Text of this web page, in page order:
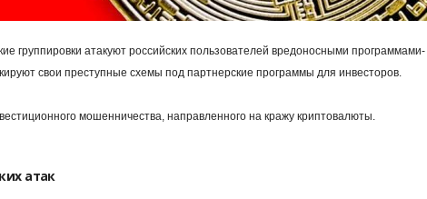
группировки атакуют российских пользователей вредоносными программами-
свои преступные схемы под партнерские программы для инвесторов.
мошенничества, направленного на кражу криптовалюты.
атак